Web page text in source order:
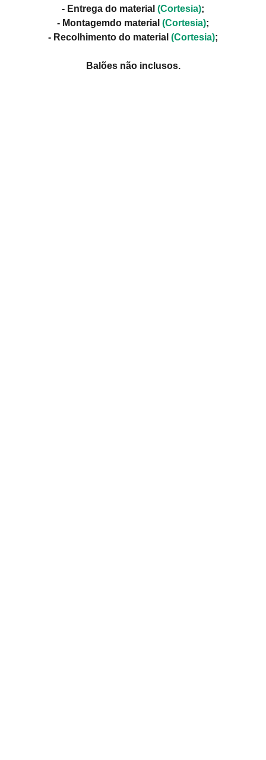
- Entrega do material (Cortesia);
- Montagemdo material (Cortesia);
- Recolhimento do material (Cortesia);
Balões não inclusos.